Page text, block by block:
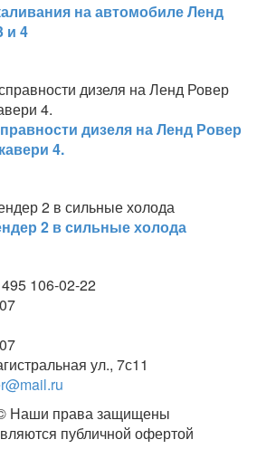
на автомобиле Ленд
и 4
дизеля на Ленд Ровер
4.
2 в сильные холода
106-02-22
ул., 7с11
Наши права защищены
публичной офертой